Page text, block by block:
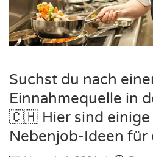
Suchst du nach
Einnahmequelle in
🇨🇭 Hier sind einige
Nebenjob-Ideen für